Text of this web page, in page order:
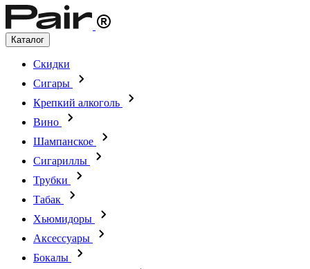
Каталог
Скидки
Сигары
Крепкий алкоголь
Вино
Шампанское
Сигариллы
Трубки
Табак
Хьюмидоры
Аксессуары
Бокалы